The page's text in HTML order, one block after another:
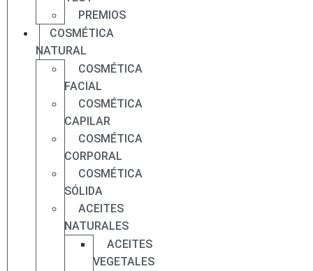
PREMIOS
COSMÉTICA
NATURAL
COSMÉTICA
FACIAL
COSMÉTICA
CAPILAR
COSMÉTICA
CORPORAL
COSMÉTICA
SÓLIDA
ACEITES
NATURALES
ACEITES
VEGETALES